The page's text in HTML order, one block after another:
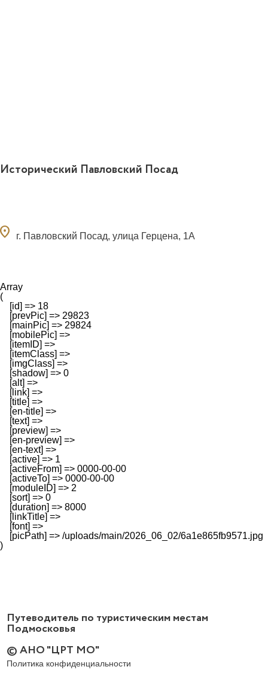
Исторический Павловский Посад
г. Павловский Посад, улица Герцена, 1А
Array
(
    [id] => 18
    [prevPic] => 29823
    [mainPic] => 29824
    [mobilePic] =>
    [itemID] =>
    [itemClass] =>
    [imgClass] =>
    [shadow] => 0
    [alt] =>
    [link] =>
    [title] =>
    [en-title] =>
    [text] =>
    [preview] =>
    [en-preview] =>
    [en-text] =>
    [active] => 1
    [activeFrom] => 0000-00-00
    [activeTo] => 0000-00-00
    [moduleID] => 2
    [sort] => 0
    [duration] => 8000
    [linkTitle] =>
    [font] =>
    [picPath] => /uploads/main/2026_06_02/6a1e865fb9571.jpg
Путеводитель по туристическим местам
Подмосковья
© АНО "ЦРТ МО"
Политика конфиденциальности